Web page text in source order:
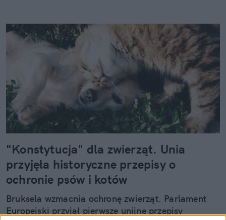
"Konstytucja" dla zwierząt. Unia
przyjęła historyczne przepisy o
ochronie psów i kotów
Bruksela wzmacnia ochronę zwierząt. Parlament
Europejski przyjął pierwsze unijne przepisy